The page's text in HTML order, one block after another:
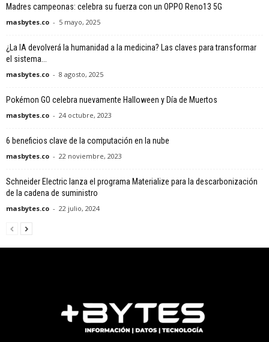
Madres campeonas: celebra su fuerza con un OPPO Reno13 5G
masbytes.co - 5 mayo, 2025
¿La IA devolverá la humanidad a la medicina? Las claves para transformar
el sistema...
masbytes.co - 8 agosto, 2025
Pokémon GO celebra nuevamente Halloween y Día de Muertos
masbytes.co - 24 octubre, 2023
6 beneficios clave de la computación en la nube
masbytes.co - 22 noviembre, 2023
Schneider Electric lanza el programa Materialize para la descarbonización
de la cadena de suministro
masbytes.co - 22 julio, 2024